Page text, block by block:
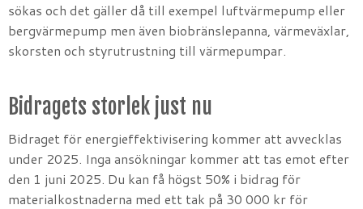
sökas och det gäller då till exempel luftvärmepump eller
bergvärmepump men även biobränslepanna, värmeväxlar,
skorsten och styrutrustning till värmepumpar.
Bidragets storlek just nu
Bidraget för energieffektivisering kommer att avvecklas
under 2025. Inga ansökningar kommer att tas emot efter
den 1 juni 2025. Du kan få högst 50% i bidrag för
materialkostnaderna med ett tak på 30 000 kr för